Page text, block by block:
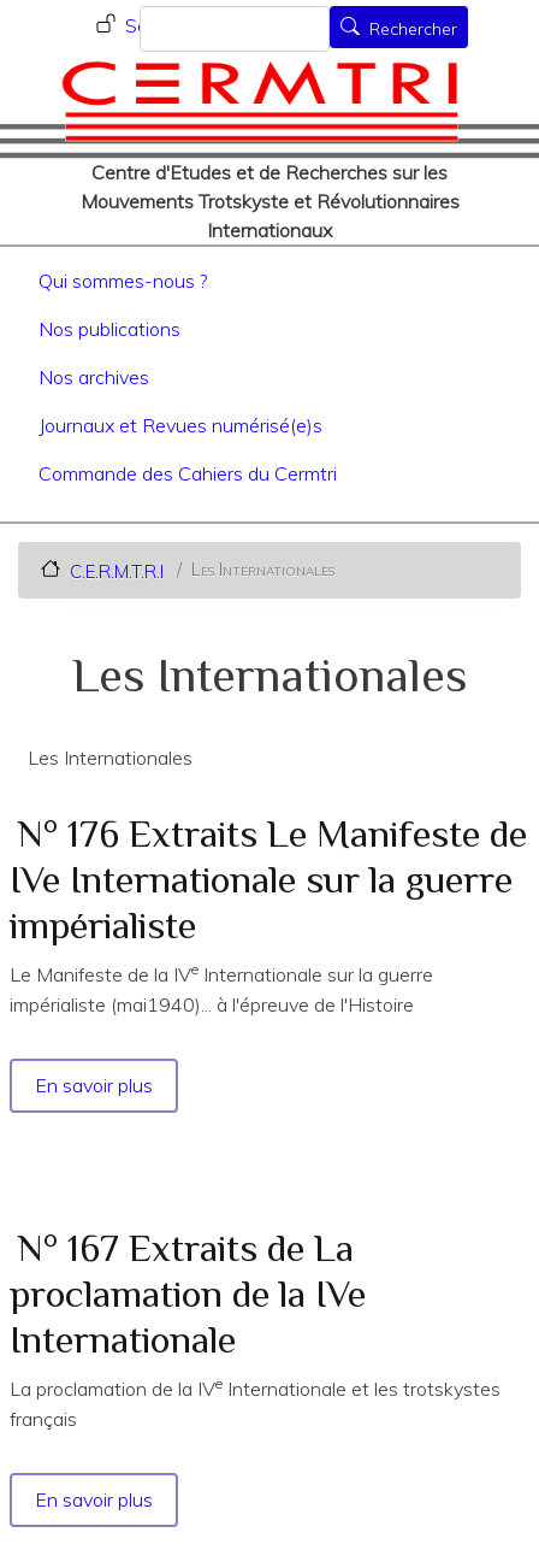
au
contenu
principal
Menu du compte de
Se connecter
Centre d'Etudes et de Recherches sur les
Mouvements Trotskyste et Révolutionnaires
Internationaux
Rechercher Rechercher
Navigation principale
Qui sommes-nous ?
Nos publications
Nos archives
Journaux et Revues numérisé(e)s
Commande des Cahiers du Cermtri
C.E.R.M.T.R.I Les Internationales
Les Internationales
Les Internationales
N° 176 Extraits Le Manifeste de
IVe Internationale sur la guerre
impérialiste
Le Manifeste de la IVe Internationale sur la guerre
impérialiste (mai1940)... à l'épreuve de l'Histoire
En savoir plus
N°
Manifeste
de
IVe
Internationale
sur
la
N° 167 Extraits de La
proclamation de la IVe
Internationale
La proclamation de la IVe Internationale et les trotskystes
français
En savoir plus
N°